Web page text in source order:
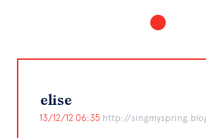
elise
13/12/12 06:35 http://